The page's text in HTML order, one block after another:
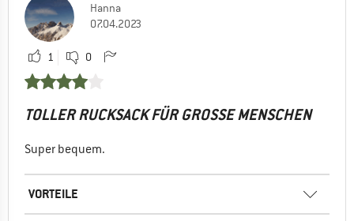
Hanna
07.04.2023
1 0
TOLLER RUCKSACK FÜR GROSSE MENSCHEN
Super bequem.
VORTEILE